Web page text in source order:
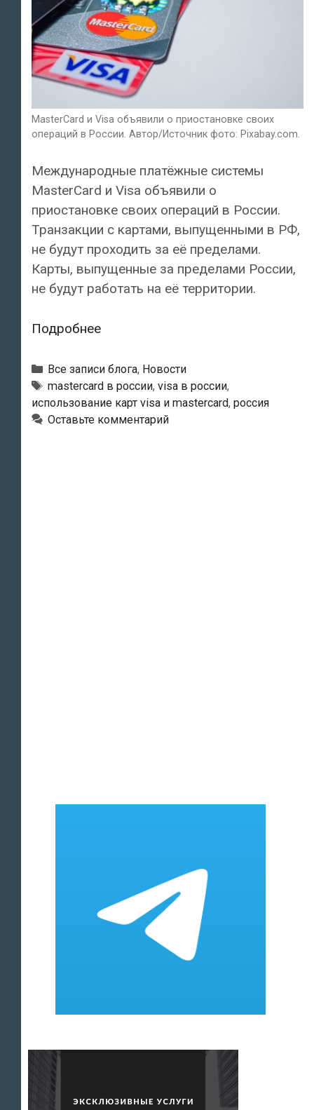
MasterCard и Visa объявили о приостановке своих
операций в России. Автор/Источник фото: Pixabay.com.
Международные платёжные системы
MasterCard и Visa объявили о
приостановке своих операций в России.
Транзакции с картами, выпущенными в РФ,
не будут проходить за её пределами.
Карты, выпущенные за пределами России,
не будут работать на её территории.
ПодробнееМеждународные
системы
MasterCard
и
Visa
Рубрики
Все записи блога, Новости
Тэги
mastercard в россии, visa в россии,
использование карт visa и mastercard, россия
Оставьте комментарий